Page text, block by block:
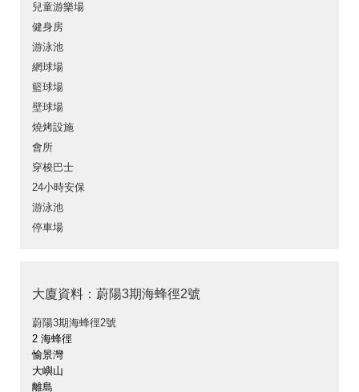
兒童游樂場
健身房
游泳池
網球場
籃球場
壁球場
燒烤設施
會所
穿梭巴士
24小時安保
游泳池
停車場
大廈資料：蔚陽3期海蜂徑2號
蔚陽3期海蜂徑2號
2 海蜂徑
愉景灣
大嶼山
離島